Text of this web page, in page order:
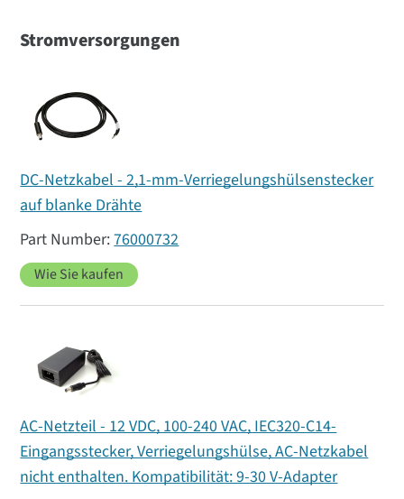
Stromversorgungen
DC-Netzkabel - 2,1-mm-Verriegelungshülsenstecker
auf blanke Drähte
76000732
Wie Sie kaufen
AC-Netzteil - 12 VDC, 100-240 VAC, IEC320-C14-
Eingangsstecker, Verriegelungshülse, AC-Netzkabel
nicht enthalten. Kompatibilität: 9-30 V-Adapter